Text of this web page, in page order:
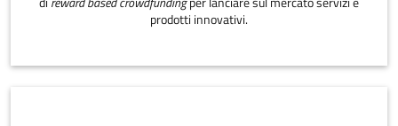
prodotti innovativi.